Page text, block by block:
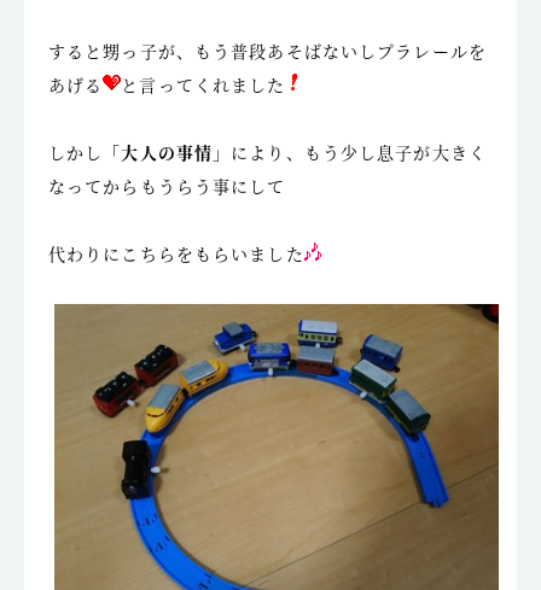
すると甥っ子が、もう普段あそばないしプラレールを
あげる
と言ってくれました
しかし 「大人の事情」 により、もう少し息子が大きく
なってからもうらう事にして
代わりにこちらをもらいました